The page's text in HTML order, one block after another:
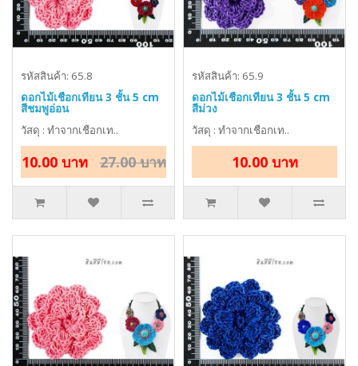
รหัสสินค้า: 65.8
ดอกไม้เชือกเทียน 3 ชั้น 5 cm
สีชมพูอ่อน
วัสดุ : ทำจากเชือกเท..
10.00 บาท 27.00 บาท
รหัสสินค้า: 65.9
ดอกไม้เชือกเทียน 3 ชั้น 5 cm
สีม่วง
วัสดุ : ทำจากเชือกเท..
10.00 บาท